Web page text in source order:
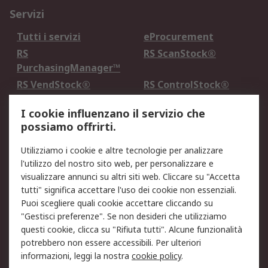
Servizi
Tutti i servizi
eProcurement
RS
PurchasingManager™
RS ScanStock®
RS VendStock®
RS ControlStock®
Legale
Informativa Cookie
Informativa Privacy -
Aggiornata
Email Security
Termini d'uso
Condizioni di vendita
Condizioni generali di
servizio
Etica e responsabilità
Chi Siamo
I cookie influenzano il servizio che
possiamo offrirti.
Utilizziamo i cookie e altre tecnologie per analizzare
l'utilizzo del nostro sito web, per personalizzare e
visualizzare annunci su altri siti web. Cliccare su "Accetta
tutti" significa accettare l'uso dei cookie non essenziali.
Puoi scegliere quali cookie accettare cliccando su
"Gestisci preferenze". Se non desideri che utilizziamo
questi cookie, clicca su "Rifiuta tutti". Alcune funzionalità
potrebbero non essere accessibili. Per ulteriori
informazioni, leggi la nostra cookie policy.